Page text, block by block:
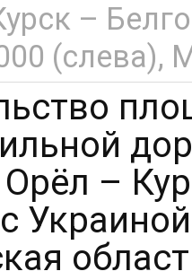
–
(слева),
–